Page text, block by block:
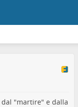
dal "martire" e dalla